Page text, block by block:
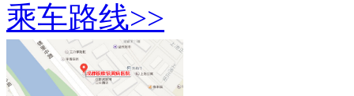
乘车路线>>